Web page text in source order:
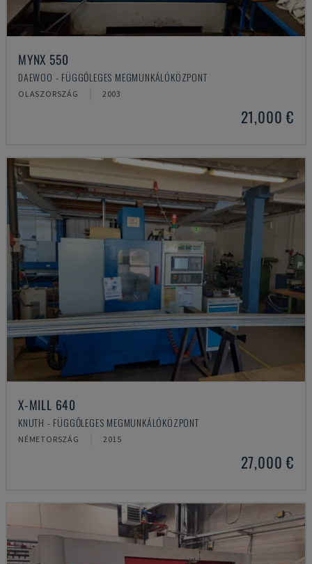
MYNX 550
DAEWOO - FÜGGŐLEGES MEGMUNKÁLÓKÖZPONT
OLASZORSZÁG 2003
21,000 €
X-MILL 640
KNUTH - FÜGGŐLEGES MEGMUNKÁLÓKÖZPONT
NÉMETORSZÁG 2015
27,000 €